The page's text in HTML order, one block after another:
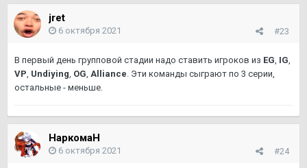
jret
#23
6 октября 2021
В первый день групповой стадии надо ставить игроков из EG, IG,
VP, Undiying, OG, Alliance. Эти команды сыграют по 3 серии,
остальные - меньше.
НаркомаН
#24
6 октября 2021